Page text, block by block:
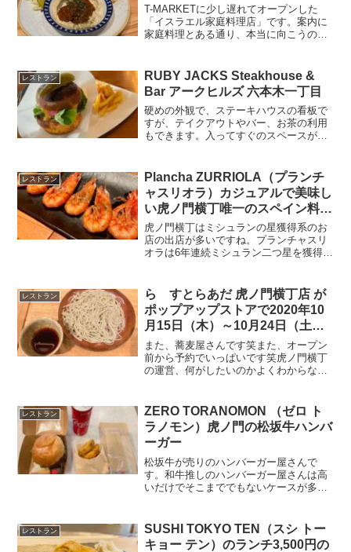
T-MARKETに少し遅れてオープンした
「イスラエル家庭料理店」です。案内に
家庭料理とある通り、本当に向こうの家
いカウンター席で食べられるのがいいな
って思いました。歳の...
レストラン
RUBY JACKS Steakhouse &
Bar アークヒルズ 六本木一丁目
硬めの外観で、ステーキハウスの看板で
すが、テイクアウトやバー、お茶の利用
もできます。入ってすぐのスペースがバ
めのお店です。毎週火曜日がT-BONE
TUESDAYとなっ...
レストラン
Plancha ZURRIOLA（プランチ
ャスリオラ）カジュアルで美味し
い虎ノ門横丁唯一のスペイン料理
のお店。テイクアウトも対応。
虎ノ門横丁はミシュランの星獲得系のお
店の出店が多いですね。プランチャスリ
オラは6年連続ミシュラン二つ星を獲得し
丁に出店です。価格についてプランチャ
スリオラの見た目は虎ノ...
レストラン
ら すとらあだ 虎ノ門横丁店 が
ポップアップストアで2020年10
月15日（木）～10月24日（土）
の期間限定オープン
また、蕎麦屋さんです笑また、オープン
前から予約でいっぱいです笑虎ノ門横丁
の運営、何がしたいのかよくわからない
すが、ただ、行列で入れない可能性あり
ますね。。オーナーズナイ...
レストラン
ZERO TORANOMON （ゼロ ト
ラノモン）虎ノ門の松坂牛ハンバ
ーガー
松坂牛が売りのハンバーガー屋さんで
す。和牛推しのハンバーガー屋さんは高
いだけでそこまででもないケースが多い
味しかったです。虎ノ門の街中の裏道に
こんなお店ができたなんてち...
レストラン
SUSHI TOKYO TEN（スシ トー
キョー テン）のランチ3,500円の